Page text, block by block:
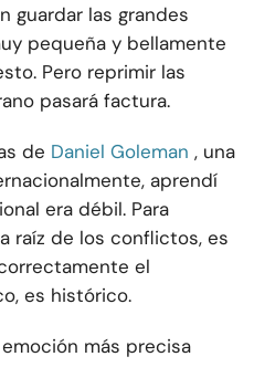
guardar las grandes
pequeña y bellamente
Pero reprimir las
pasará factura.
de Daniel Goleman , una
aprendí
era débil. Para
raíz de los conflictos, es
el
es histórico.
más precisa